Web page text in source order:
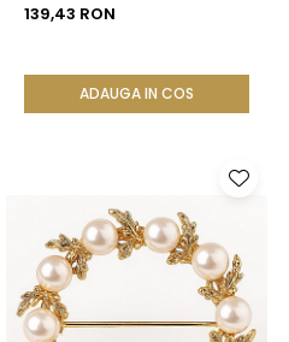
139,43 RON
ADAUGA IN COS